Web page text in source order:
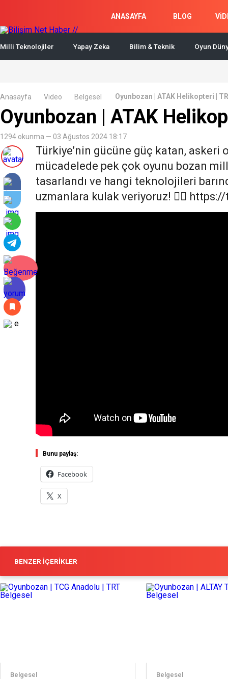
ANASAYFA BLOG
Milli Teknolojiler Yapay Zeka Bilim & Teknik Oyun
Anasayfa Video Belgesel Oyunbozan | ATAK Helikopteri |
Oyunbozan | ATAK
1294 okunma — 03 Ağustos 2024 18:17
Türkiye’nin gücüne güç katan,
mücadelede pek çok oyunu bozan
tasarlandı ve hangi teknolojileri
uzmanlara kulak veriyoruz! 👇🏼
Bunu paylaş:
Facebook
X
BENZER İÇERIKLER
Belgesel Belgesel